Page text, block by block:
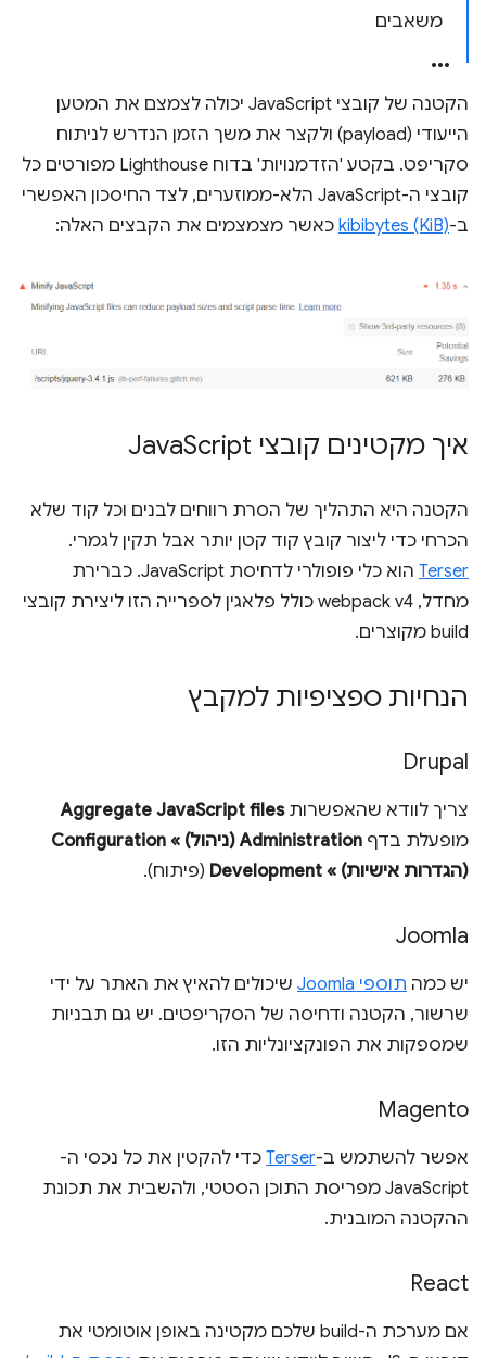
משאבים
הקטנה של קובצי JavaScript יכולה לצמצם את המטען
הייעודי (payload) ולקצר את משך הזמן הנדרש לניתוח
סקריפט. בקטע 'הזדמנויות' בדוח Lighthouse מפורטים כל
קובצי ה-JavaScript הלא-ממוזערים, לצד החיסכון האפשרי
ב-kibibytes (KiB) כאשר מצמצמים את הקבצים האלה:
איך מקטינים קובצי Java Script
הקטנה היא התהליך של הסרת רווחים לבנים וכל קוד שלא
הכרחי כדי ליצור קובץ קוד קטן יותר אבל תקין לגמרי.
Terser
הוא כלי פופולרי לדחיסת JavaScript. כברירת
מחדל, webpack v4 כולל פלאגין לספרייה הזו ליצירת קובצי
build מקוצרים.
הנחיות ספציפיות למקבץ
Drupal
צריך לוודא שהאפשרותAggregate JavaScript files
מופעלת בדף
Administration (ניהול) » Configuration
(הגדרות אישיות) » Development
(פיתוח).
Joomla
יש כמה תוספי Joomla
שיכולים להאיץ את האתר על ידי
שרשור, הקטנה ודחיסה של הסקריפטים. יש גם תבניות
שמספקות את הפונקציונליות הזו.
Magento
אפשר להשתמש ב-Terser כדי להקטין את כל נכסי ה-
JavaScript מפריסת התוכן הסטטי, ולהשבית את תכונת
ההקטנה המובנית.
React
אם מערכת ה-build שלכם מקטינה באופן אוטומטי את